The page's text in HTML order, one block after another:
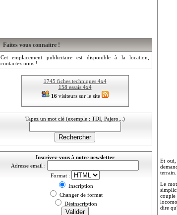
Faites vous connaitre !
Cet emplacement publicitaire est disponible à la location,
contactez nous !
1745 fiches techniques 4x4
158 essais 4x4
16visiteurs sur le site
Tapez un mot clé (exemple : TDI, Pajero...)
Inscrivez-vous à notre newsletter
Adresse email :
Format :
Inscription
Changer de format
Désinscription
Et
terrain.
Le
couple
dire